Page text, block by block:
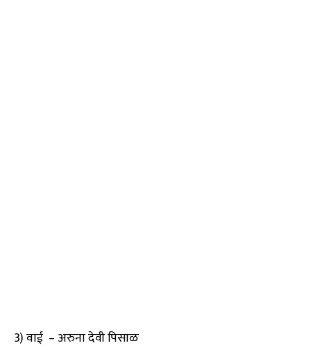
3) वाई – अरुना देवी पिसाळ